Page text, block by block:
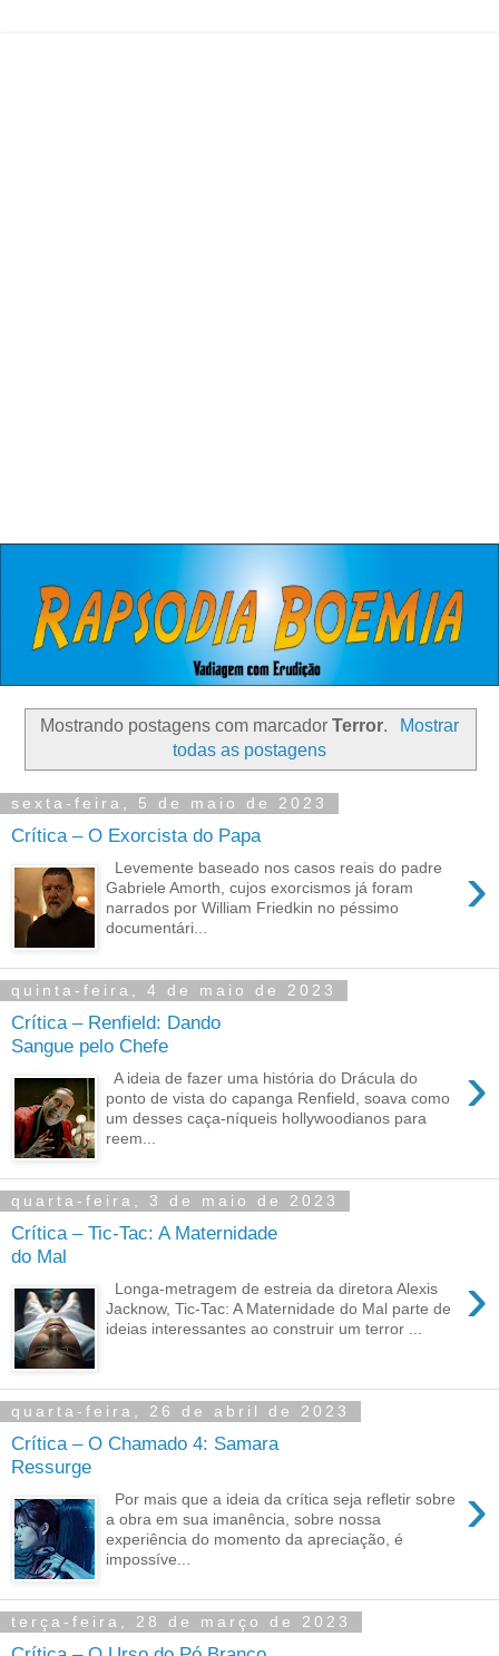
Mostrando postagens com marcadorTerror.
Mostrar
todas as postagens
sexta-feira, 5 de maio de 2023
Crítica – O Exorcista do Papa
›
Levemente baseado nos casos reais do padre
Gabriele Amorth, cujos exorcismos já foram
narrados por William Friedkin no péssimo
documentári...
quinta-feira, 4 de maio de 2023
Crítica – Renfield: Dando
Sangue pelo Chefe
›
A ideia de fazer uma história do Drácula do
ponto de vista do capanga Renfield, soava como
um desses caça-níqueis hollywoodianos para
reem...
quarta-feira, 3 de maio de 2023
Crítica – Tic-Tac: A Maternidade
do Mal
›
Longa-metragem de estreia da diretora Alexis
Jacknow, Tic-Tac: A Maternidade do Mal parte de
ideias interessantes ao construir um terror ...
quarta-feira, 26 de abril de 2023
Crítica – O Chamado 4: Samara
Ressurge
›
Por mais que a ideia da crítica seja refletir sobre
a obra em sua imanência, sobre nossa
experiência do momento da apreciação, é
impossíve...
terça-feira, 28 de março de 2023